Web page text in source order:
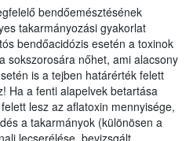
bendőemésztésének
takarmányozási gyakorlat
bendőacidózis esetén a toxinok
sokszorosára nőhet, ami alacsony
is a tejben határérték felett
Ha a fenti alapelvek betartása
lesz az aflatoxin mennyisége,
a takarmányok (különösen a